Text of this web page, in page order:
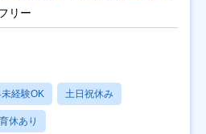
リー
経験OK 土日祝休み
休あり